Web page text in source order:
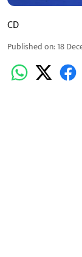
CD
Published on:18